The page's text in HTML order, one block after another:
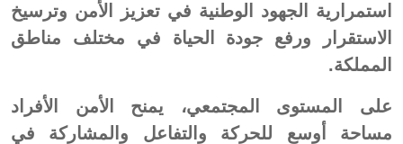
استمرارية الجهود الوطنية في تعزيز الأمن وترسيخ
الاستقرار ورفع جودة الحياة في مختلف مناطق
المملكة.
على المستوى المجتمعي، يمنح الأمن الأفراد
مساحة أوسع للحركة والتفاعل والمشاركة في